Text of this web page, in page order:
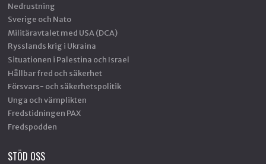
Nedrustning
Sverige och Nato
Militäravtalet med USA (DCA)
Rysslands krig i Ukraina
Situationen i Palestina och Israel
Hållbar fred och säkerhet
Försvars- och säkerhetspolitik
Unga och värnplikten
Fredstidningen PAX
Fredspodden
STÖD OSS